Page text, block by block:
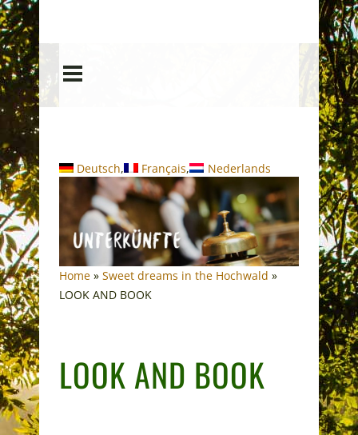
Deutsch Français Nederlands
Home » Sweet dreams in the Hochwald »
LOOK AND BOOK
LOOK AND BOOK